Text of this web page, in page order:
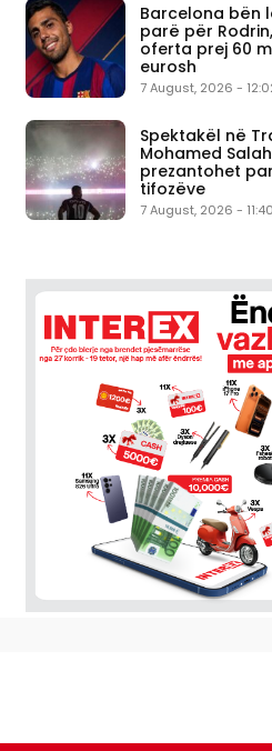
Barcelona bën
parë për
oferta prej 60
eurosh
7 August, 2026 -
Spektakël në
Mohamed Salah
prezantohet
tifozëve
7 August, 2026 - 11:40